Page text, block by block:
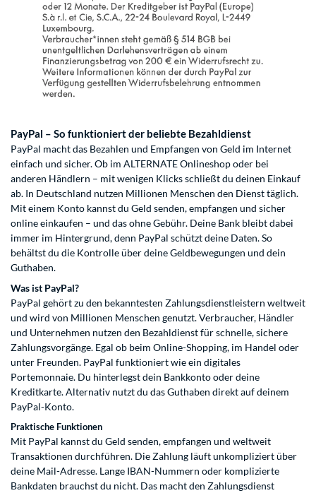
PayPal – So funktioniert der beliebte Bezahldienst
PayPal macht das Bezahlen und Empfangen von Geld im Internet
einfach und sicher. Ob im ALTERNATE Onlineshop oder bei
anderen Händlern – mit wenigen Klicks schließt du deinen Einkauf
ab. In Deutschland nutzen Millionen Menschen den Dienst täglich.
Mit einem Konto kannst du Geld senden, empfangen und sicher
online einkaufen – und das ohne Gebühr. Deine Bank bleibt dabei
immer im Hintergrund, denn PayPal schützt deine Daten. So
behältst du die Kontrolle über deine Geldbewegungen und dein
Guthaben.
Was ist PayPal?
PayPal gehört zu den bekanntesten Zahlungsdienstleistern weltweit
und wird von Millionen Menschen genutzt. Verbraucher, Händler
und Unternehmen nutzen den Bezahldienst für schnelle, sichere
Zahlungsvorgänge. Egal ob beim Online-Shopping, im Handel oder
unter Freunden. PayPal funktioniert wie ein digitales
Portemonnaie. Du hinterlegst dein Bankkonto oder deine
Kreditkarte. Alternativ nutzt du das Guthaben direkt auf deinem
PayPal-Konto.
Praktische Funktionen
Mit PayPal kannst du Geld senden, empfangen und weltweit
Transaktionen durchführen. Die Zahlung läuft unkompliziert über
deine Mail-Adresse. Lange IBAN-Nummern oder komplizierte
Bankdaten brauchst du nicht. Das macht den Zahlungsdienst